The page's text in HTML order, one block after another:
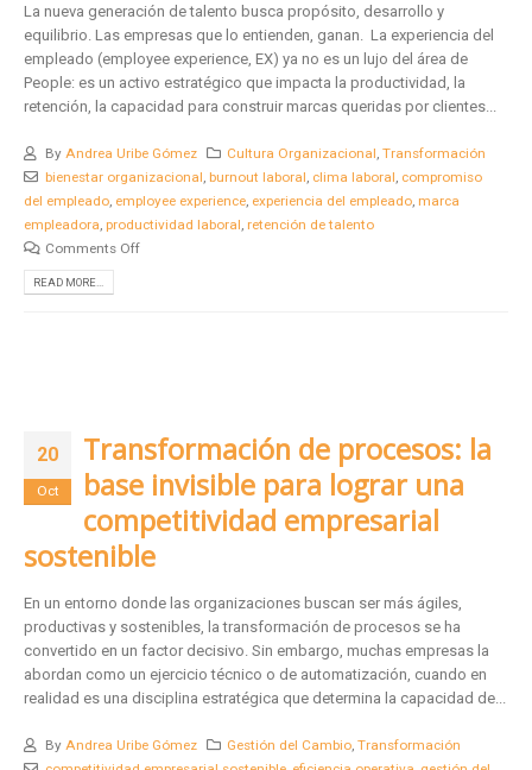
La nueva generación de talento busca propósito, desarrollo y
equilibrio. Las empresas que lo entienden, ganan. La experiencia del
empleado (employee experience, EX) ya no es un lujo del área de
People: es un activo estratégico que impacta la productividad, la
retención, la capacidad para construir marcas queridas por clientes...
By Andrea Uribe Gómez Cultura Organizacional ,Transformación
bienestar organizacional burnout laboral clima laboral compromiso
del empleado employee experience experiencia del empleado marca
empleadora productividad laboral retención de talento
Comments Off
READ MORE...
20
Oct
Transformación de procesos: la
base invisible para lograr una
competitividad empresarial
sostenible
En un entorno donde las organizaciones buscan ser más ágiles,
productivas y sostenibles, la transformación de procesos se ha
convertido en un factor decisivo. Sin embargo, muchas empresas la
abordan como un ejercicio técnico o de automatización, cuando en
realidad es una disciplina estratégica que determina la capacidad de...
By Andrea Uribe Gómez Gestión del Cambio,Transformación